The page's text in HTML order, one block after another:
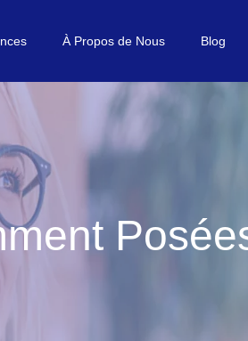
À Propos de Nous Blog